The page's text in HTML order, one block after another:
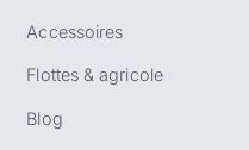
Accessoires
Flottes & agricole
Blog